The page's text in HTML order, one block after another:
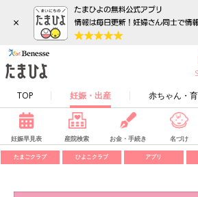
×
TOP 妊娠・出産 赤ちゃん・
妊娠早見表 産院検索 お金・手続き 名づけ
たまごクラブ ひよこクラブ アプリ